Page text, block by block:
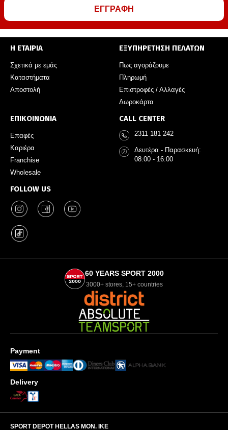
ΕΓΓΡΑΦΗ
Η ΕΤΑΙΡΙΑ
Σχετικά με εμάς
Καταστήματα
Αποστολή
ΕΞΥΠΗΡΕΤΗΣΗ ΠΕΛΑΤΩΝ
Πως αγοράζουμε
Πληρωμή
Επιστροφές / Αλλαγές
Δωροκάρτα
ΕΠΙΚΟΙΝΩΝΙΑ
Επαφές
Καριέρα
Franchise
Wholesale
FOLLOW US
CALL CENTER
2311 181 242
Δευτέρα - Παρασκευή:
08:00 - 16:00
60 YEARS SPORT 2000
3000+ stores, 15+ countries
Payment
Delivery
SPORT DEPOT HELLAS ΜΟΝ. ΙΚΕ